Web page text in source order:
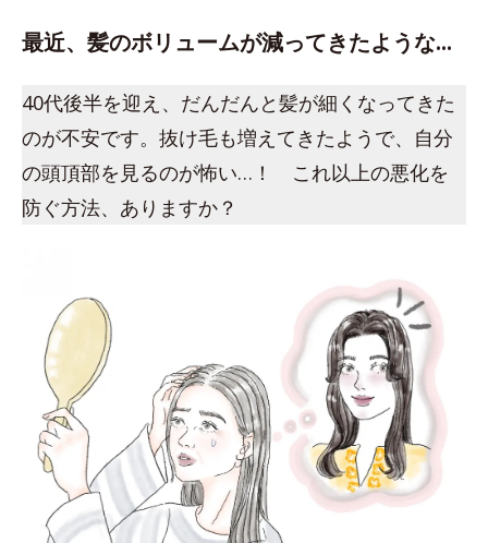
最近、髪のボリュームが減ってきたような…
40代後半を迎え、だんだんと髪が細くなってきた
のが不安です。抜け毛も増えてきたようで、自分
の頭頂部を見るのが怖い…！ これ以上の悪化を
防ぐ方法、ありますか？